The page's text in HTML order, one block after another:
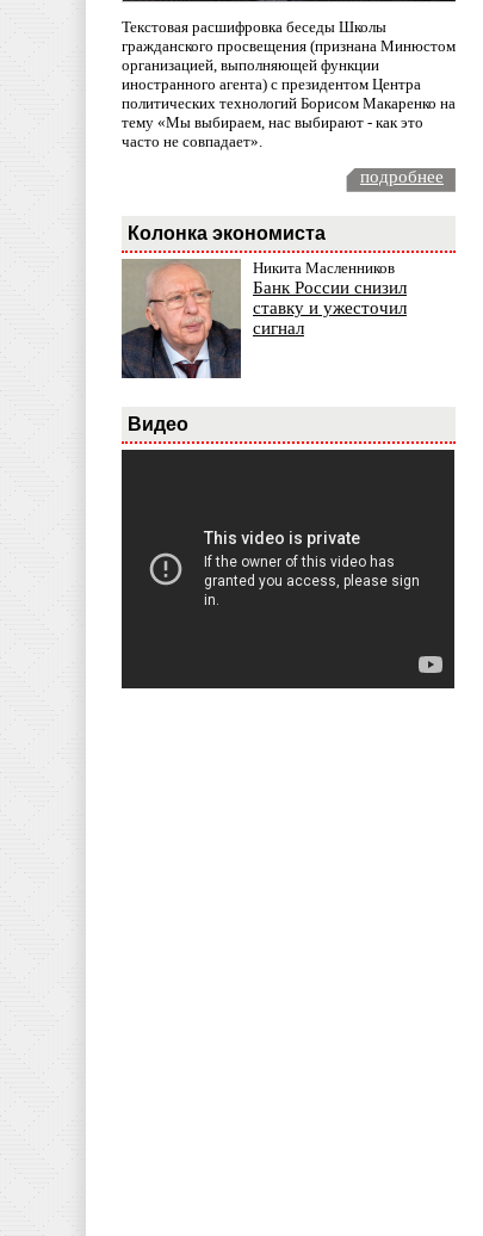
Текстовая расшифровка беседы Школы
гражданского просвещения (признана Минюстом
организацией, выполняющей функции
иностранного агента) с президентом Центра
политических технологий Борисом Макаренко на
тему «Мы выбираем, нас выбирают - как это
часто не совпадает».
подробнее
Колонка экономиста
Никита Масленников
Банк России снизил
ставку и ужесточил
сигнал
Видео